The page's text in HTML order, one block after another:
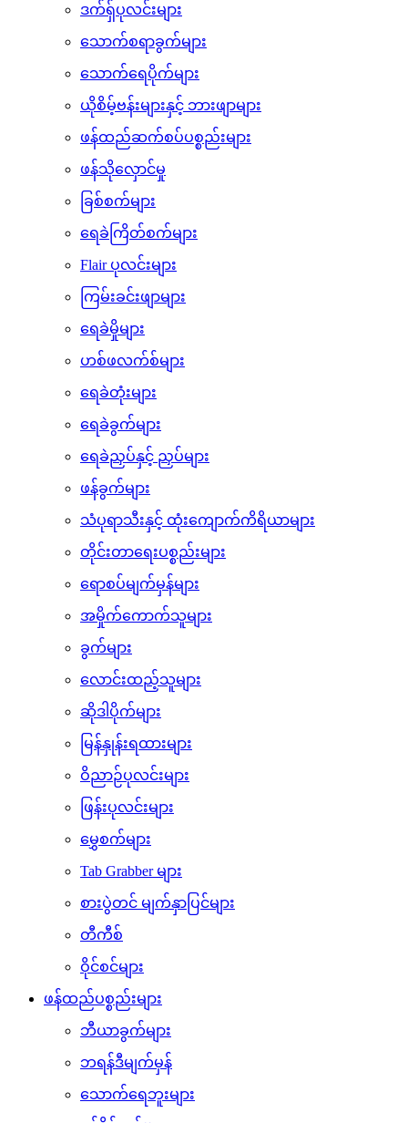
ဒက်ရှ်ပုလင်းများ
သောက်စရာခွက်များ
သောက်ရေပိုက်များ
ယိုစိမ့်ဗန်းများနှင့် ဘားဖျာများ
ဖန်ထည်ဆက်စပ်ပစ္စည်းများ
ဖန်သိုလှောင်မှု
ခြစ်စက်များ
ရေခဲကြိတ်စက်များ
Flair ပုလင်းများ
ကြမ်းခင်းဖျာများ
ရေခဲမှိုများ
ဟစ်ဖလက်စ်များ
ရေခဲတုံးများ
ရေခဲခွက်များ
ရေခဲညှပ်နှင့် ညှပ်များ
ဖန်ခွက်များ
သံပုရာသီးနှင့် ထုံးကျောက်ကိရိယာများ
တိုင်းတာရေးပစ္စည်းများ
ရောစပ်မျက်မှန်များ
အမှိုက်ကောက်သူများ
ခွက်များ
လောင်းထည့်သူများ
ဆိုဒါပိုက်များ
မြန်နှုန်းရထားများ
ဝိညာဉ်ပုလင်းများ
ဖြန်းပုလင်းများ
မွှေစက်များ
Tab Grabber များ
စားပွဲတင် မျက်နှာပြင်များ
တီကီစ်
ဝိုင်စင်များ
ဖန်ထည်ပစ္စည်းများ
ဘီယာခွက်များ
ဘရန်ဒီမျက်မှန်
သောက်ရေဘူးများ